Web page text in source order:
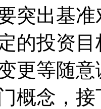
突出基
的投资
更等随
概念，